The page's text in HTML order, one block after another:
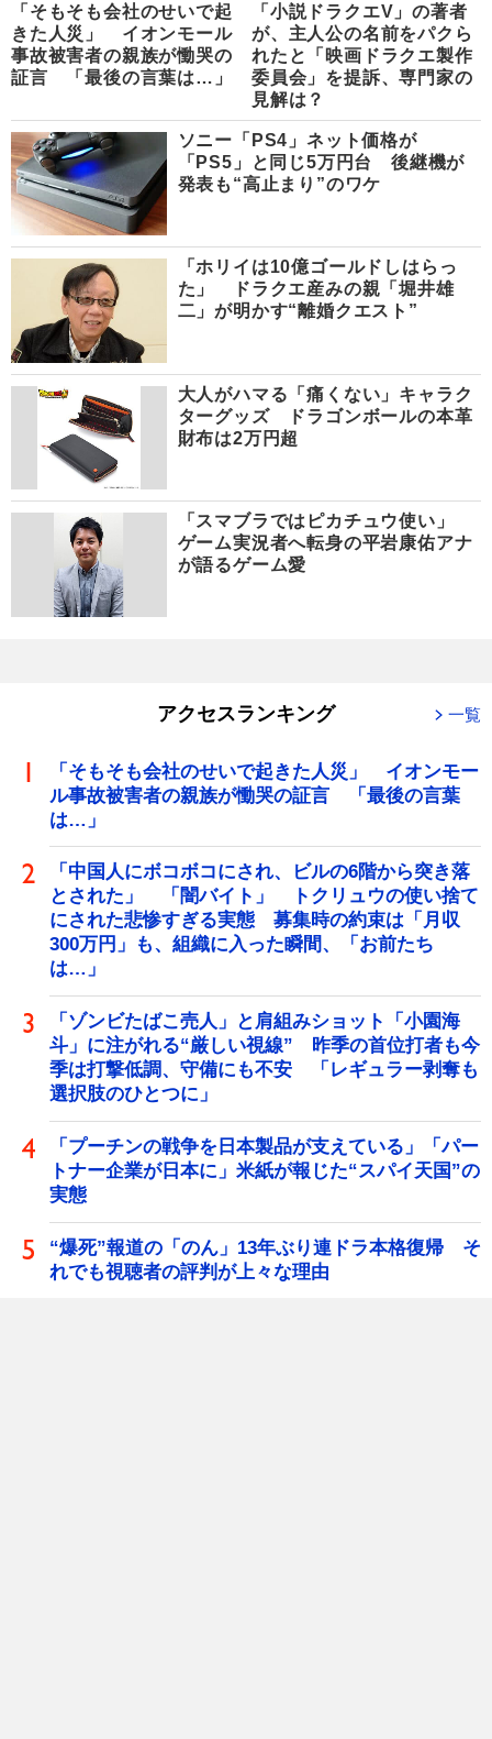
「そもそも会社のせいで起
きた人災」 イオンモール
事故被害者の親族が慟哭の
証言 「最後の言葉は…」
「小説ドラクエV」の著者
が、主人公の名前をパクら
れたと「映画ドラクエ製作
委員会」を提訴、専門家の
見解は？
ソニー「PS4」ネット価格が
「PS5」と同じ5万円台 後継機が
発表も“高止まり”のワケ
「ホリイは10億ゴールドしはらっ
た」 ドラクエ産みの親「堀井雄
二」が明かす“離婚クエスト”
大人がハマる「痛くない」キャラク
ターグッズ ドラゴンボールの本革
財布は2万円超
「スマブラではピカチュウ使い」
ゲーム実況者へ転身の平岩康佑アナ
が語るゲーム愛
アクセスランキング 一覧
「そもそも会社のせいで起きた人災」 イオンモー
ル事故被害者の親族が慟哭の証言 「最後の言葉
は…」
「中国人にボコボコにされ、ビルの6階から突き落
とされた」 「闇バイト」 トクリュウの使い捨て
にされた悲惨すぎる実態 募集時の約束は「月収
300万円」も、組織に入った瞬間、「お前たち
は…」
「ゾンビたばこ売人」と肩組みショット「小園海
斗」に注がれる“厳しい視線” 昨季の首位打者も今
季は打撃低調、守備にも不安 「レギュラー剥奪も
選択肢のひとつに」
「プーチンの戦争を日本製品が支えている」「パー
トナー企業が日本に」米紙が報じた“スパイ天国”の
実態
“爆死”報道の「のん」13年ぶり連ドラ本格復帰 そ
れでも視聴者の評判が上々な理由